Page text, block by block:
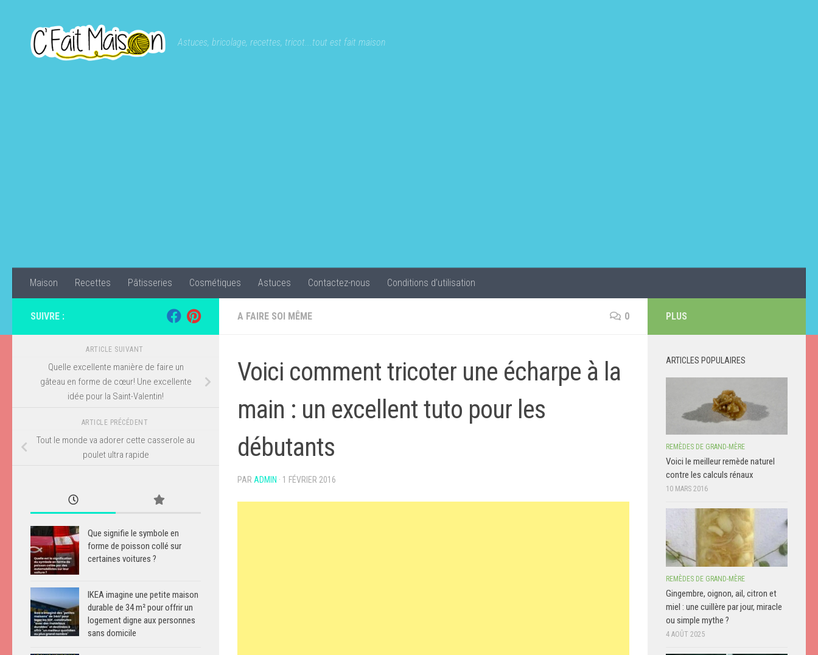
Astuces, bricolage, recettes, tricot...tout est fait maison
Maison Recettes Pâtisseries Cosmétiques Astuces Contactez-nous Conditions d’utilisation
A FAIRE SOI MÊME 0
Voici comment tricoter une écharpe à la
main : un excellent tuto pour les
débutants
PAR ADMIN · 1 FÉVRIER 2016
SUIVRE :
ARTICLE SUIVANT
Quelle excellente manière de faire un
gâteau en forme de cœur! Une excellente
idée pour la Saint-Valentin!
ARTICLE PRÉCÉDENT
Tout le monde va adorer cette casserole au
poulet ultra rapide
Que signifie le symbole en
forme de poisson collé sur
certaines voitures ?
IKEA imagine une petite maison
durable de 34 m² pour offrir un
logement digne aux personnes
sans domicile
PLUS
ARTICLES POPULAIRES
REMÈDES DE GRAND-MÈRE
Voici le meilleur remède naturel
contre les calculs rénaux
10 MARS 2016
REMÈDES DE GRAND-MÈRE
Gingembre, oignon, ail, citron et
miel : une cuillère par jour, miracle
ou simple mythe ?
4 AOÛT 2025